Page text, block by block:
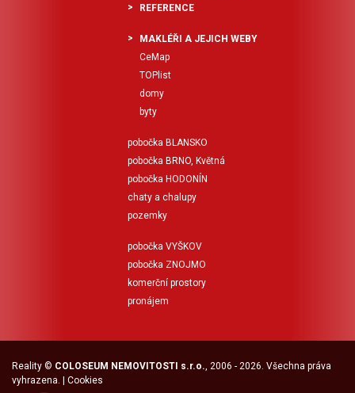
REFERENCE
MAKLÉŘI A JEJICH WEBY
CeMap
TOPlist
domy
byty
pobočka BLANSKO
pobočka BRNO, Květná
pobočka HODONÍN
chaty a chalupy
pozemky
pobočka VYŠKOV
pobočka ZNOJMO
komerční prostory
pronájem
Reality © COLOSEUM NEMOVITOSTI s.r.o. , 2006 - 2026. Všechna práva
vyhrazena. | Cookies